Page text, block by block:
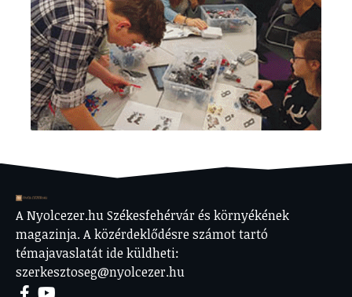
A Nyolcezer.hu Székesfehérvár és környékének
magazinja. A közérdeklődésre számot tartó
témajavaslatát ide küldheti:
szerkesztoseg@nyolcezer.hu